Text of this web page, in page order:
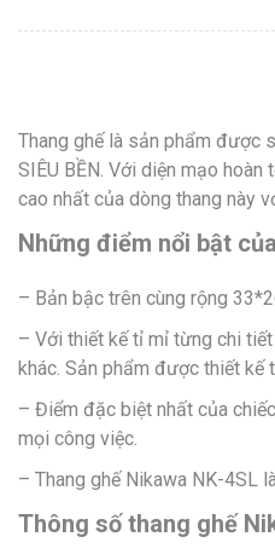
Thang ghế là sản phẩm được
SIÊU BỀN. Với diện mạo
cao nhất của dòng thang này
Những điểm nổi bật
– Bản bậc trên cùng rộng
– Với thiết kế tỉ mỉ từng chi
khác. Sản phẩm được thiết kế
– Điểm đặc biệt nhất của
mọi công việc.
– Thang ghế Nikawa NK-4SL
Thông số thang ghế